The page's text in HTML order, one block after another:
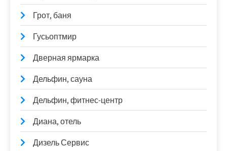
Грот, баня
Гусьоптмир
Дверная ярмарка
Дельфин, сауна
Дельфин, фитнес-центр
Диана, отель
Дизель Сервис